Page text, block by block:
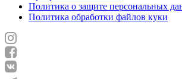
Политика о защите персональных
Политика обработки файлов куки